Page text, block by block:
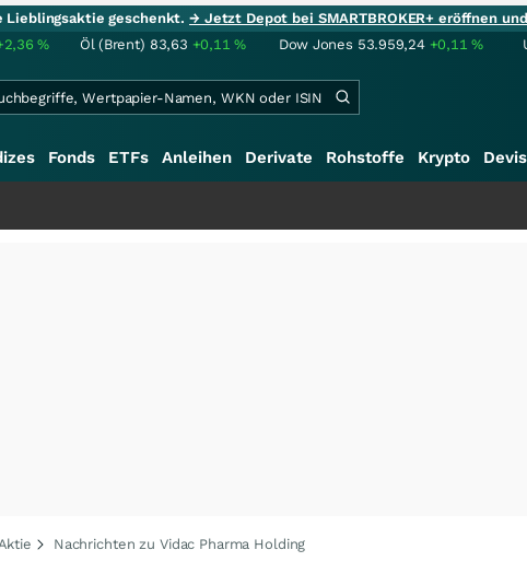
Lieblingsaktie geschenkt.→ Jetzt Depot bei SMARTBROKER+ eröffnen
% Öl (Brent) 83,63 +0,11% Dow Jones 53.959,24 +0,11%
Fonds ETFs Anleihen Derivate Rohstoffe Krypto
Nachrichten zu Vidac Pharma Holding